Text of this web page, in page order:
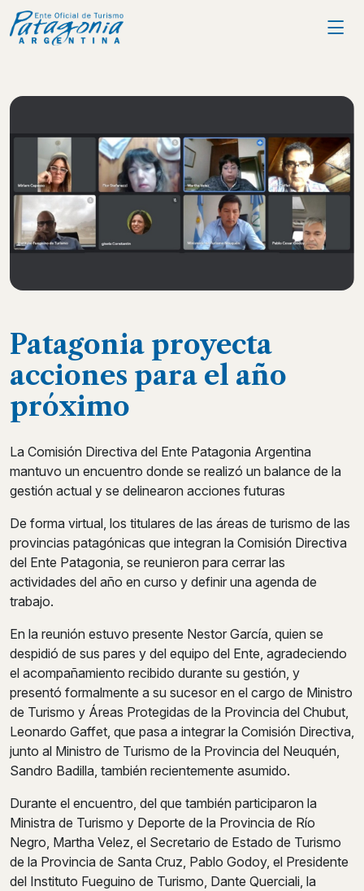
Patagonia proyecta
acciones para el año
próximo
La Comisión Directiva del Ente Patagonia Argentina
mantuvo un encuentro donde se realizó un balance de la
gestión actual y se delinearon acciones futuras
De forma virtual, los titulares de las áreas de turismo de las
provincias patagónicas que integran la Comisión Directiva
del Ente Patagonia, se reunieron para cerrar las
actividades del año en curso y definir una agenda de
trabajo.
En la reunión estuvo presente Nestor García, quien se
despidió de sus pares y del equipo del Ente, agradeciendo
el acompañamiento recibido durante su gestión, y
presentó formalmente a su sucesor en el cargo de Ministro
de Turismo y Áreas Protegidas de la Provincia del Chubut,
Leonardo Gaffet, que pasa a integrar la Comisión Directiva,
junto al Ministro de Turismo de la Provincia del Neuquén,
Sandro Badilla, también recientemente asumido.
Durante el encuentro, del que también participaron la
Ministra de Turismo y Deporte de la Provincia de Río
Negro, Martha Velez, el Secretario de Estado de Turismo
de la Provincia de Santa Cruz, Pablo Godoy, el Presidente
del Instituto Fueguino de Turismo, Dante Querciali, la